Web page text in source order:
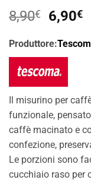
8,90€
Il
era:
8,90€.
6,90€Il
Produttore:
Il misurino per
funzionale,
caffè macinato e
confezione,
Le porzioni sono
cucchiaio raso per